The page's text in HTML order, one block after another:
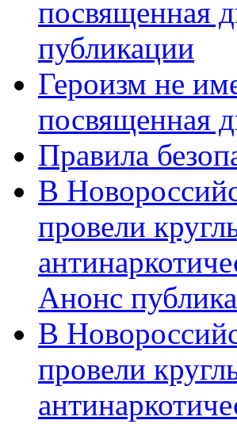
посвященная
публикации
Героизм не
посвященная
Правила
В
провели
Анонс
В
провели